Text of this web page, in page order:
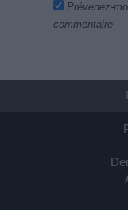
Prévenez-
commentaire